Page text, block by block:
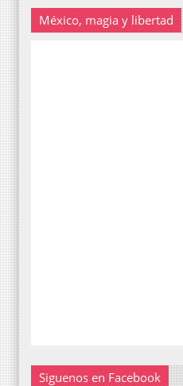
México, magia y libertad
Siguenos en Facebook